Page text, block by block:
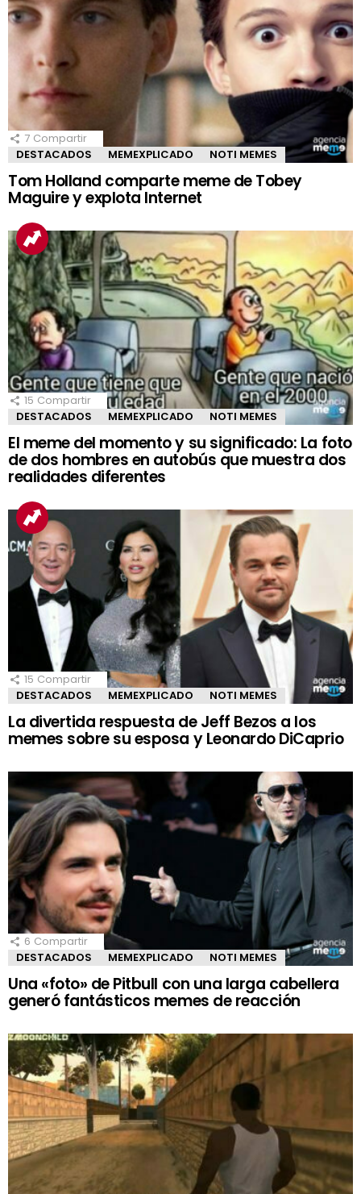
7 Compartir
DESTACADOS
MEMEXPLICADO NOTI MEMES
Tom Holland comparte meme de Tobey
Maguire y explota Internet
15 Compartir
DESTACADOS
MEMEXPLICADO NOTI MEMES
El meme del momento y su significado: La foto
de dos hombres en autobús que muestra dos
realidades diferentes
15 Compartir
DESTACADOS
MEMEXPLICADO NOTI MEMES
La divertida respuesta de Jeff Bezos a los
memes sobre su esposa y Leonardo DiCaprio
6 Compartir
DESTACADOS
MEMEXPLICADO NOTI MEMES
Una «foto» de Pitbull con una larga cabellera
generó fantásticos memes de reacción